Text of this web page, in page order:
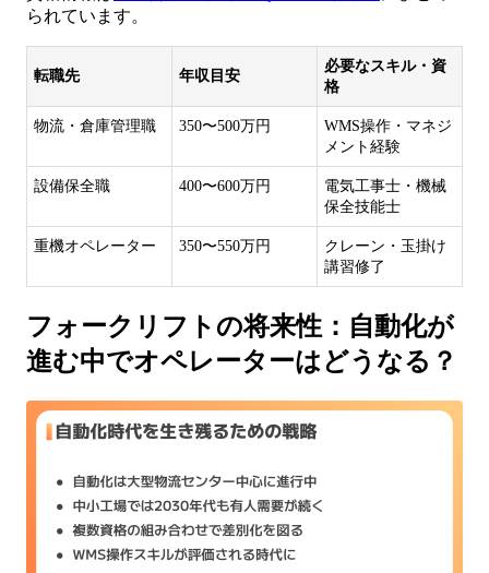
られています。
転職先 年収目安
必要なスキル・資
格
物流・倉庫管理職 350〜500万円
WMS操作・マネジ
メント経験
設備保全職 400〜600万円
電気工事士・機械
保全技能士
重機オペレーター 350〜550万円
クレーン・玉掛け
講習修了
フォークリフトの将来性：自動化が
進む中でオペレーターはどうなる？